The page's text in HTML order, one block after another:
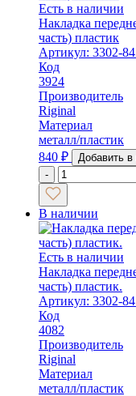
Есть в наличии
Накладка
часть) пластик
Артикул: 3302-
Код
3924
Производитель
Riginal
Материал
металл/пластик
840 ₽
Добавить в
-
В наличии
Есть в наличии
Накладка
часть) пластик.
Артикул: 3302-
Код
4082
Производитель
Riginal
Материал
металл/пластик